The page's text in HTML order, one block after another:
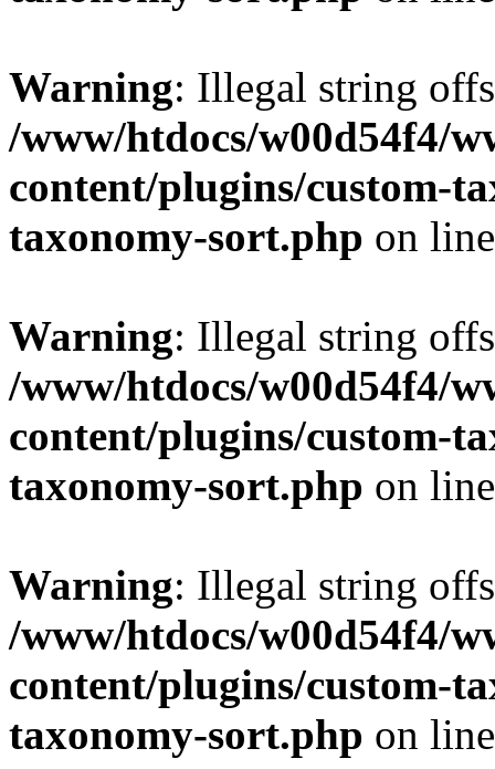
Warning: Illegal string
/www/htdocs/w00d54f4/
content/plugins/custom-
taxonomy-sort.php on
Warning: Illegal string
/www/htdocs/w00d54f4/
content/plugins/custom-
taxonomy-sort.php on
Warning: Illegal string
/www/htdocs/w00d54f4/
content/plugins/custom-
taxonomy-sort.php on